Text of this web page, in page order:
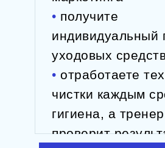
• получите
индивидуальный
уходовых
• отработаете
чистки каждым
гигиена, а тренер
проверит